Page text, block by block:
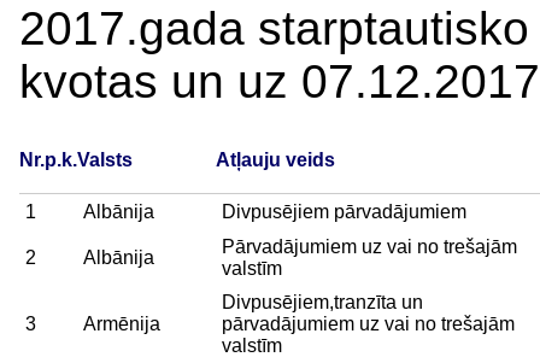
2017.gada
kvotas un uz
Nr.p.k.Valsts Atļauju veids
1 Albānija Divpusējiem pārvadājumiem
2 Albānija
Pārvadājumiem uz vai no trešajām
valstīm
3 Armēnija
Divpusējiem,tranzīta un
pārvadājumiem uz vai no trešajām
valstīm